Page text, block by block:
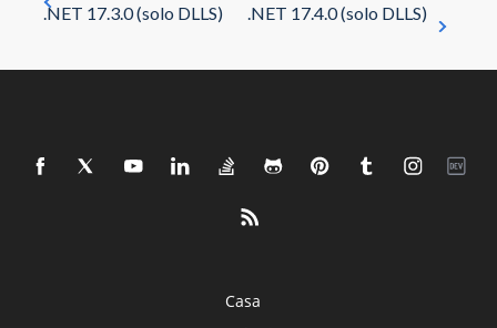
.NET 17.3.0 (solo DLLS)
.NET 17.4.0 (solo DLLS)
Casa